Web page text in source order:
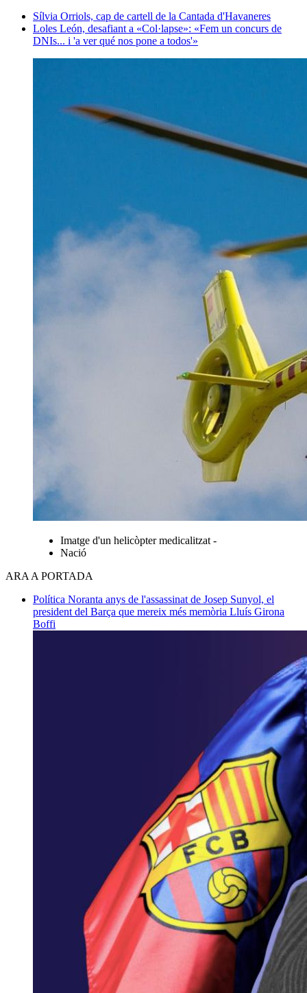
Sílvia Orriols, cap de cartell de la Cantada d'Havaneres
Loles León, desafiant a «Col·lapse»: «Fem un concurs de
DNIs... i 'a ver qué nos pone a todos'»
Imatge d'un helicòpter medicalitzat -
Nació
ARA A PORTADA
Política Noranta anys de l'assassinat de Josep Sunyol, el
president del Barça que mereix més memòria Lluís Girona
Boffi